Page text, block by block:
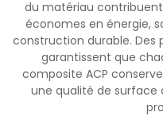
du matériau
économes en énergie,
construction durable. Des
garantissent que
composite ACP
une qualité de surface